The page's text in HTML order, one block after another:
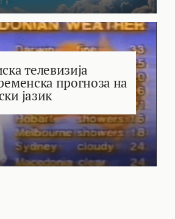
телевизија
прогноза на
јазик